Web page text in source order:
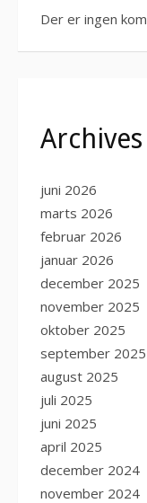
Der er ingen
Archives
juni 2026
marts 2026
februar 2026
januar 2026
december 2025
november 2025
oktober 2025
september 2025
august 2025
juli 2025
juni 2025
april 2025
december 2024
november 2024